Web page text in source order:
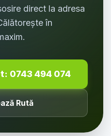
direct la adresa
în
0743 494 074
Rută